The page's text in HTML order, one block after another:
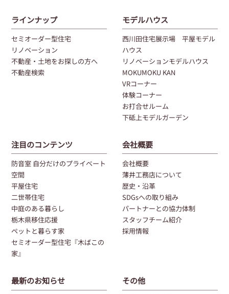
ラインナップ
セミオーダー型住宅
リノベーション
不動産・土地をお探しの方へ
不動産検索
モデルハウス
西川田住宅展示場 平屋モデル
ハウス
リノベーションモデルハウス
MOKUMOKU KAN
VRコーナー
体験コーナー
お打合せルーム
下砥上モデルガーデン
注目のコンテンツ
防音室 自分だけのプライベート
空間
平屋住宅
二世帯住宅
中庭のある暮らし
栃木県移住応援
ペットと暮らす家
セミオーダー型住宅『木ばこの
家』
会社概要
会社概要
薄井工務店について
歴史・沿革
SDGsへの取り組み
パートナーとの協力体制
スタッフチーム紹介
採用情報
最新のお知らせ その他